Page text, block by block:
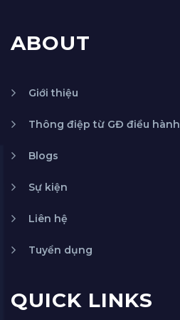
ABOUT
Giới thiệu
Thông điệp từ GĐ điều hành
Blogs
Sự kiện
Liên hệ
Tuyển dụng
QUICK LINKS